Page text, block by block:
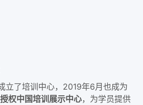
立了培训中心，2019年6月也成为
权中国培训展示中心，为学员提供